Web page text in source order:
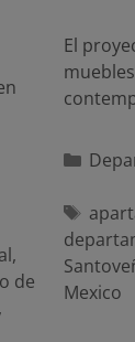
,
de
,
El
Mexico